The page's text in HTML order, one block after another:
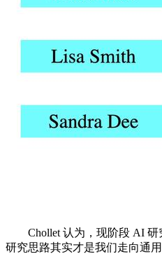
Chollet 认为，现阶段 AI 研
研究思路其实才是我们走向通